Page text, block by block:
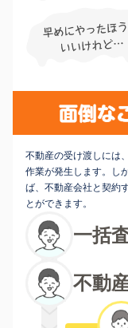
不動産の受け渡しには
作業が発生します。し
ば、不動産会社と契約
とができます。
一括
不動